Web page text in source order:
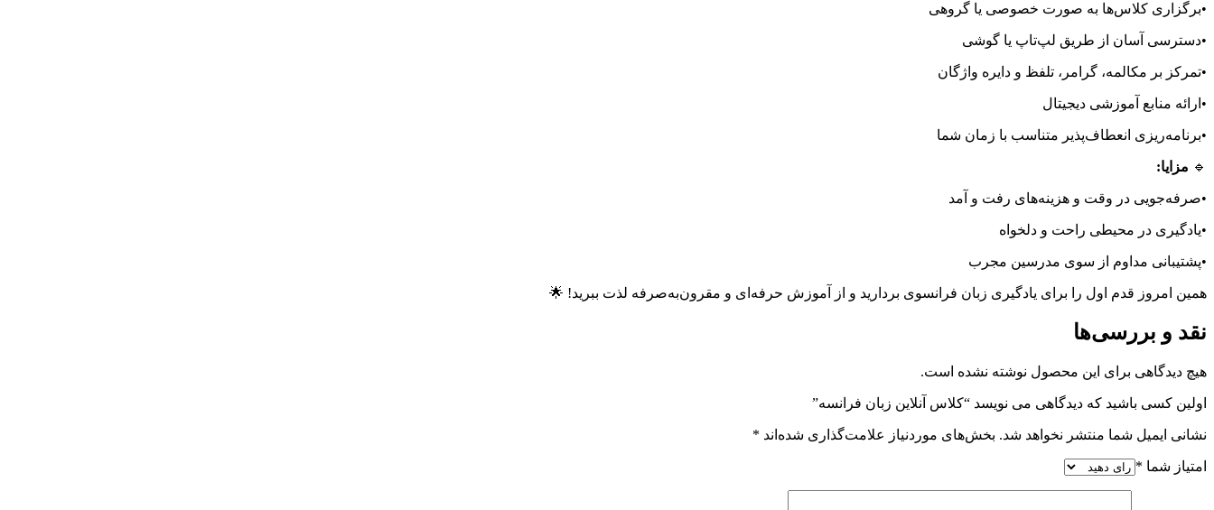
•برگزاری کلاس‌ها به صورت خصوصی یا گروهی
•دسترسی آسان از طریق لپ‌تاپ یا گوشی
•تمرکز بر مکالمه، گرامر، تلفظ و دایره واژگان
•ارائه منابع آموزشی دیجیتال
•برنامه‌ریزی انعطاف‌پذیر متناسب با زمان شما
🔹 مزایا:
•صرفه‌جویی در وقت و هزینه‌های رفت و آمد
•یادگیری در محیطی راحت و دلخواه
•پشتیبانی مداوم از سوی مدرسین مجرب
همین امروز قدم اول را برای یادگیری زبان فرانسوی بردارید و از آموزش حرفه‌ای و مقرون‌به‌صرفه لذت ببرید! 🌟
نقد و بررسی‌ها
هیچ دیدگاهی برای این محصول نوشته نشده است.
اولین کسی باشید که دیدگاهی می نویسد “کلاس‌ آنلاین زبان فرانسه”
نشانی ایمیل شما منتشر نخواهد شد. بخش‌های موردنیاز علامت‌گذاری شده‌اند *
امتیاز شما *